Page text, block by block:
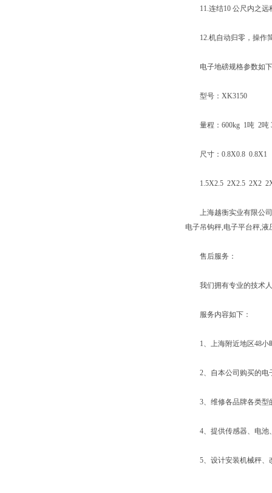
11.连结10 公尺内之远
12.机自动归零，操作
电子地磅规格参数如
型号：XK3150
量程：600kg 1吨 2吨 3
尺寸：0.8X0.8 0.8X1
1.5X2.5 2X2.5 2X2
上海越衡实业有限公司
电子吊钩秤,电子平台秤,
售后服务：
我们拥有专业的技术人
服务内容如下：
1、上海附近地区48小
2、自本公司购买的电
3、维修各品牌各类型的
4、提供传感器、电池
5、设计安装机械秤、改